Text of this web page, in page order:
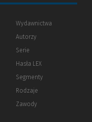
Wydawnictwa
Autorzy
Serie
Hasła LEX
Segmenty
Rodzaje
Zawody